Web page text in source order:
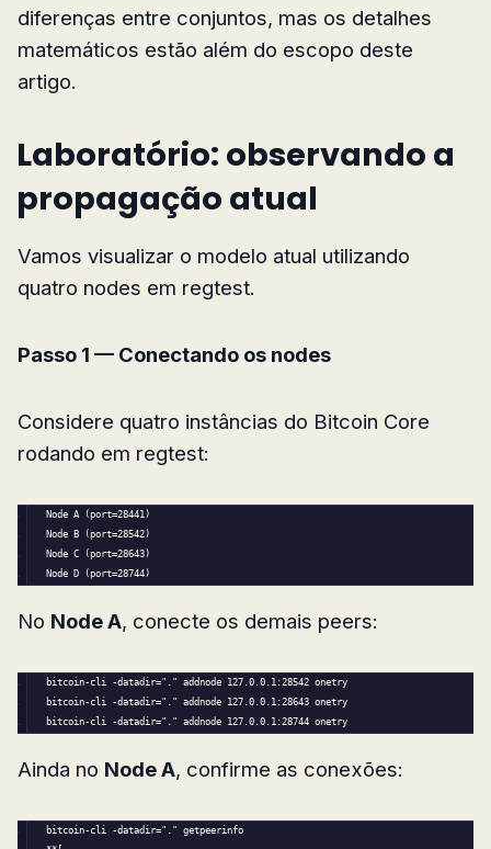
diferenças entre conjuntos, mas os detalhes
matemáticos estão além do escopo deste
artigo.
Laboratório: observando a
propagação atual
Vamos visualizar o modelo atual utilizando
quatro nodes em regtest.
Passo 1 — Conectando os nodes
Considere quatro instâncias do Bitcoin Core
rodando em regtest:
Node A (port=28441 )
Node B (port=28542 )
Node C (port=28643 )
Node D (port=28744 )
No Node A, conecte os demais peers:
bitcoin-cli -datadir="." addnode 127.0 0.1 :28542 onetry
bitcoin-cli -datadir="." addnode 127.0 0.1 :28643 onetry
bitcoin-cli -datadir="." addnode 127.0 0.1 :28744 onetry
Ainda no Node A, confirme as conexões:
bitcoin-cli -datadir="." getpeerinfo